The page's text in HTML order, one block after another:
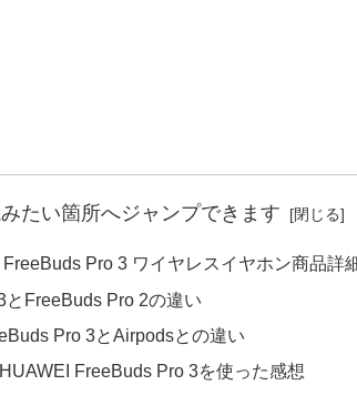
みたい箇所へジャンプできます
FreeBuds Pro 3 ワイヤレスイヤホン商品詳
FreeBuds Pro 2の違い
Pro 3とAirpodsとの違い
FreeBuds Pro 3を使った感想